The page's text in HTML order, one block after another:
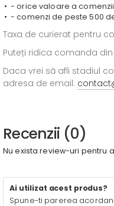
- orice valoare a
- comenzi de peste 500
Taxa de curierat pentru
Puteți ridica comanda din
Daca vrei să afli stadiul
adresa de email:
Recenzii (0)
Nu exista review-uri pentru
Ai utilizat acest produs?
Spune-ti parerea